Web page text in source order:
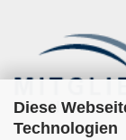
Diese
Technologien